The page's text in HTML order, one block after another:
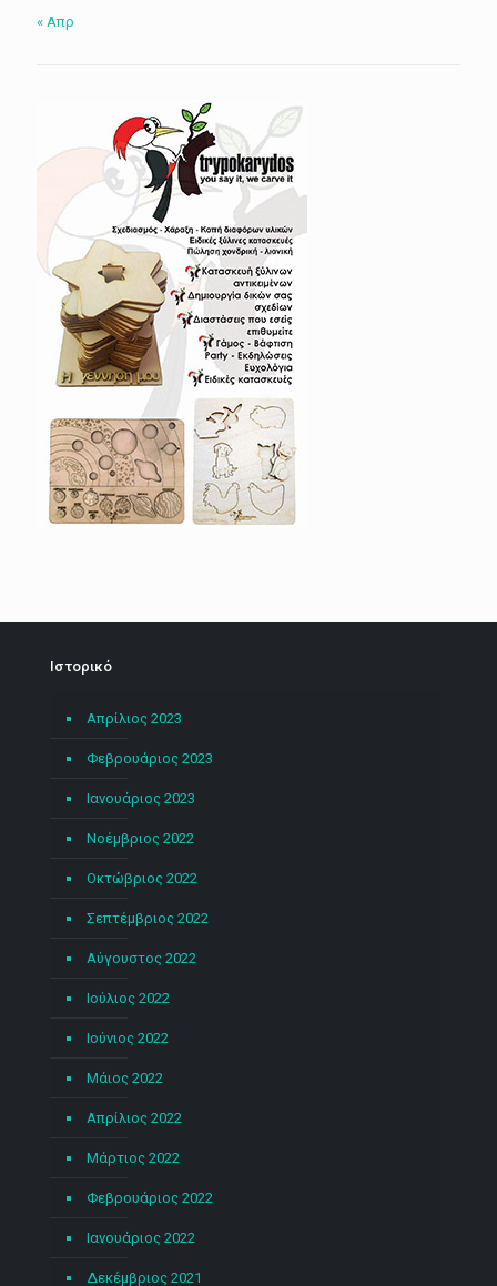
« Απρ
Ιστορικό
Απρίλιος 2023
Φεβρουάριος 2023
Ιανουάριος 2023
Νοέμβριος 2022
Οκτώβριος 2022
Σεπτέμβριος 2022
Αύγουστος 2022
Ιούλιος 2022
Ιούνιος 2022
Μάιος 2022
Απρίλιος 2022
Μάρτιος 2022
Φεβρουάριος 2022
Ιανουάριος 2022
Δεκέμβριος 2021